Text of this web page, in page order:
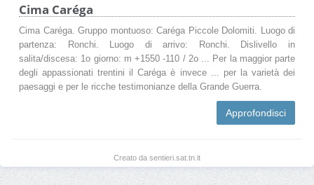
Cima Caréga
Cima Caréga. Gruppo montuoso: Caréga Piccole Dolomiti. Luogo di
partenza: Ronchi. Luogo di arrivo: Ronchi. Dislivello in
salita/discesa: 1o giorno: m +1550 -110 / 2o ... Per la maggior parte
degli appassionati trentini il Caréga è invece ... per la varietà dei
paesaggi e per le ricche testimonianze della Grande Guerra.
Approfondisci
Creato da sentieri.sat.tn.it